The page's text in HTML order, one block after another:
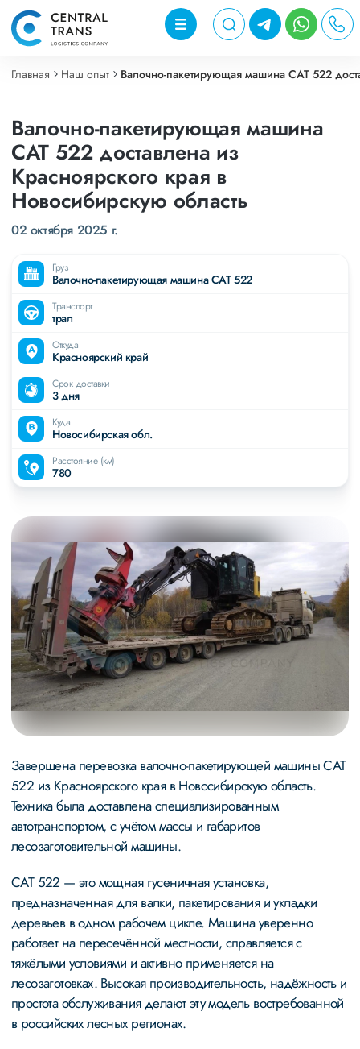
Главная Наш опыт Валочно-пакетирующая машина CAT 522
Валочно-пакетирующая машина
CAT 522 доставлена из
Красноярского края в
Новосибирскую область
02 октября 2025 г.
Груз
Валочно-пакетирующая машина CAT 522
Транспорт
трал
Откуда
Красноярский край
Срок доставки
3 дня
Куда
Новосибирская обл.
Расстояние (км)
780
Завершена перевозка валочно-пакетирующей машины CAT
522 из Красноярского края в Новосибирскую область.
Техника была доставлена специализированным
автотранспортом, с учётом массы и габаритов
лесозаготовительной машины.
CAT 522 — это мощная гусеничная установка,
предназначенная для валки, пакетирования и укладки
деревьев в одном рабочем цикле. Машина уверенно
работает на пересечённой местности, справляется с
тяжёлыми условиями и активно применяется на
лесозаготовках. Высокая производительность, надёжность и
простота обслуживания делают эту модель востребованной
в российских лесных регионах.